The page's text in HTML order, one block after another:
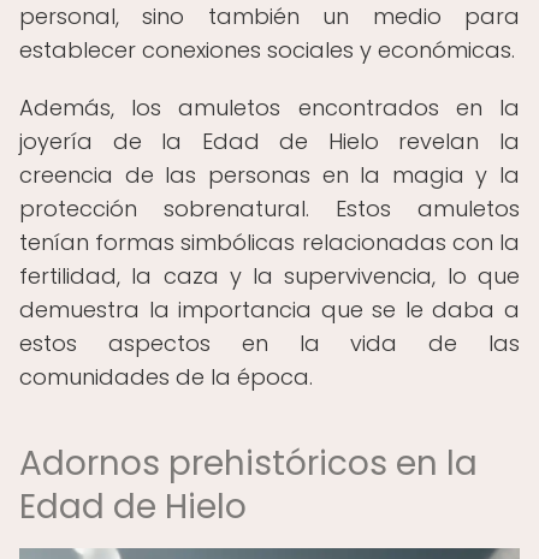
personal, sino también un medio para
establecer conexiones sociales y económicas.
Además, los amuletos encontrados en la
joyería de la Edad de Hielo revelan la
creencia de las personas en la magia y la
protección sobrenatural. Estos amuletos
tenían formas simbólicas relacionadas con la
fertilidad, la caza y la supervivencia, lo que
demuestra la importancia que se le daba a
estos aspectos en la vida de las
comunidades de la época.
Adornos prehistóricos en la
Edad de Hielo